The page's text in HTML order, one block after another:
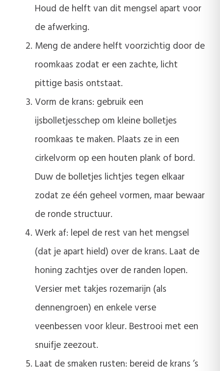
Houd de helft van dit mengsel apart voor
de afwerking.
Meng de andere helft voorzichtig door de
roomkaas zodat er een zachte, licht
pittige basis ontstaat.
Vorm de krans: gebruik een
ijsbolletjesschep om kleine bolletjes
roomkaas te maken. Plaats ze in een
cirkelvorm op een houten plank of bord.
Duw de bolletjes lichtjes tegen elkaar
zodat ze één geheel vormen, maar bewaar
de ronde structuur.
Werk af: lepel de rest van het mengsel
(dat je apart hield) over de krans. Laat de
honing zachtjes over de randen lopen.
Versier met takjes rozemarijn (als
dennengroen) en enkele verse
veenbessen voor kleur. Bestrooi met een
snuifje zeezout.
Laat de smaken rusten: bereid de krans ’s